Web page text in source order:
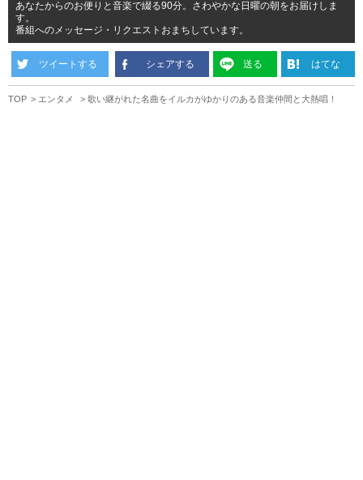
あなたからのお便りと音楽で綴る90分。さわやかな日曜の朝をお届けしま
す。
番組へのメッセージ・リクエストおまちしています。
ツイートする シェアする 送る はてな
TOP エンタメ 歌い継がれた名曲をイルカがゆかりのある音楽仲間と大熱唱！